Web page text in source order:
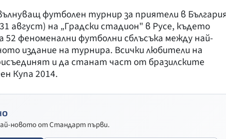
футболен турнир за приятели в
август) на „Градски стадион" в Русе, където
феноменални футболни сблъсъка между най-
издание на турнира. Всички любители на
и да станат част от бразилските
Купа 2014.
новото от Стандарт първи.